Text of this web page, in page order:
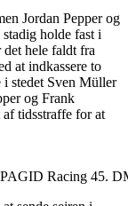
Jordan Pepper og
holde fast i
hele faldt fra
at indkassere to
i stedet Sven Müller
og Frank
tidsstraffe for at
Racing 45.